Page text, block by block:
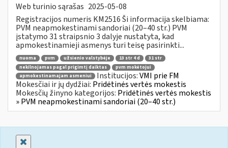
Web turinio sąrašas 2025-05-08
Registracijos numeris KM2516 Ši informacija skelbiama:
PVM neapmokestinami sandoriai (20–40 str.) PVM
įstatymo 31 straipsnio 3 dalyje nustatyta, kad
apmokestinamieji asmenys turi teisę pasirinkti...
nuoma pvm užsienio valstybėje 13 str 4 d
31 str
nekilnojamas pagal prigimtį daiktas
pvm mokėtojui
apmokestinamajam asmeniui
Institucijos:VMI prie FM
Mokesčiai ir jų dydžiai: Pridėtinės vertės mokestis
Mokesčių žinyno kategorijos: Pridėtinės vertės mokestis
» PVM neapmokestinami sandoriai (20–40 str.)